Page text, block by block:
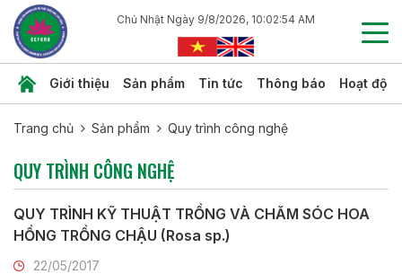
Chủ Nhật Ngày 9/8/2026, 10:02:55 AM
Giới thiệu Sản phẩm Tin tức Thông báo Hoạt
Trang chủ Sản phẩm Quy trình công nghệ
QUY TRÌNH CÔNG NGHỆ
QUY TRÌNH KỸ THUẬT TRỒNG VÀ CHĂM SÓC HOA
HỒNG TRỒNG CHẬU (Rosa sp.)
22/05/2017